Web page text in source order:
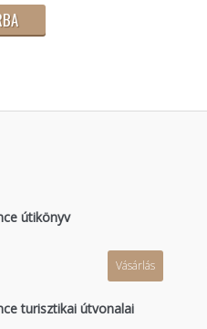
útikönyv
Vásárlás
turisztikai útvonalai